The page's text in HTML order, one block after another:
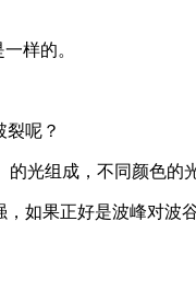
样的。
呢？
光组成，不同颜色的
如果正好是波峰对波